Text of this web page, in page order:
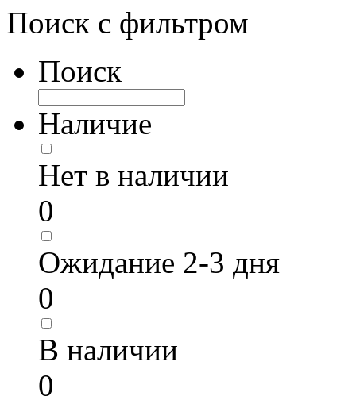
Поиск с фильтром
Поиск
Наличие
Нет в наличии
0
Ожидание 2-3 дня
0
В наличии
0